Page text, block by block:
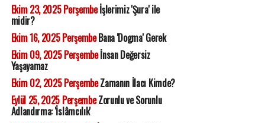
Ekim 23, 2025 Perşembeİşlerimiz 'Şura' ile
midir?
Ekim 16, 2025 PerşembeBana 'Dogma' Gerek
Ekim 09, 2025 Perşembeİnsan Değersiz
Yaşayamaz
Ekim 02, 2025 PerşembeZamanın İlacı Kimde?
Eylül 25, 2025 PerşembeZorunlu ve Sorunlu
Adlandırma: 'İslâmcılık'